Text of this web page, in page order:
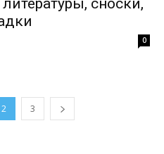
0
2 3